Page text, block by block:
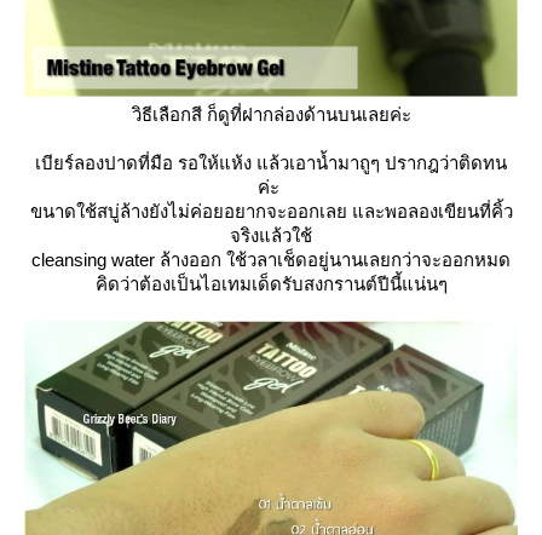
วิธีเลือกสี ก็ดูที่ฝากล่องด้านบนเลยค่ะ
เบียร์ลองปาดที่มือ รอให้แห้ง แล้วเอาน้ำมาถูๆ ปรากฎว่าติดทน
ค่ะ
ขนาดใช้สบู่ล้างยังไม่ค่อยอยากจะออกเลย และพอลองเขียนที่คิ้ว
จริงแล้วใช้
cleansing water ล้างออก ใช้วลาเช็ดอยู่นานเลยกว่าจะออกหมด
คิดว่าต้องเป็นไอเทมเด็ดรับสงกรานต์ปีนี้แน่นๆ